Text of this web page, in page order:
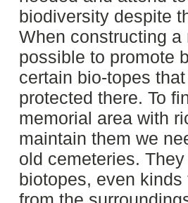
biodiversity despite
When constructing
possible to promote
certain bio-topes
protected there. To
memorial area with
maintain them we
old cemeteries.
biotopes, even